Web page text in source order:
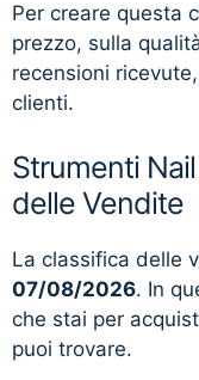
Per creare questa
prezzo, sulla
recensioni
clienti.
Strumenti
delle Vendite
La classifica delle
07/08/2026. In
che stai per
puoi trovare.